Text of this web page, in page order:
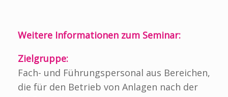
Weitere Informationen zum Seminar:
Zielgruppe:
Fach- und Führungspersonal aus Bereichen,
die für den Betrieb von Anlagen nach der